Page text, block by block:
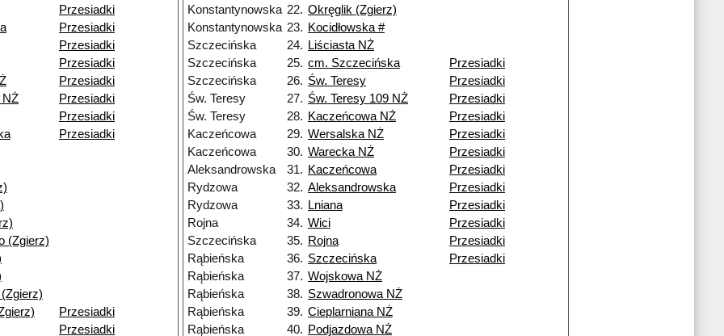
Przesiadki
Przesiadki
Przesiadki
Przesiadki
Przesiadki
NŻ
Przesiadki
Przesiadki
Przesiadki
(Zgierz)
Przesiadki
Przesiadki
Konstantynowska 22. Okręglik (Zgierz)
Konstantynowska 23. Kocidłowska #
Szczecińska
24.
Liściasta NŻ
Szczecińska
25. cm. Szczecińska
Przesiadki
Szczecińska
26. Św. Teresy
Przesiadki
Św. Teresy
27. Św. Teresy 109 NŻ
Przesiadki
Św. Teresy
28. Kaczeńcowa NŻ
Przesiadki
Kaczeńcowa
29. Wersalska NŻ
Przesiadki
Kaczeńcowa
30. Warecka NŻ
Przesiadki
Aleksandrowska
31. Kaczeńcowa
Przesiadki
Rydzowa
32. Aleksandrowska
Przesiadki
Rydzowa
33. Lniana
Przesiadki
Rojna
34. Wici
Przesiadki
Szczecińska
35. Rojna
Przesiadki
Rąbieńska
36. Szczecińska
Przesiadki
Rąbieńska
37. Wojskowa NŻ
Rąbieńska
38. Szwadronowa NŻ
Rąbieńska
39. Cieplarniana NŻ
Rąbieńska
40. Podjazdowa NŻ